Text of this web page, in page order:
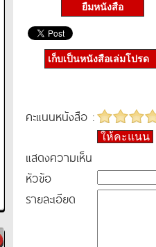
ยืมหนังสือ
เก็บเป็นหนังสือเล่มโปรด
คะแนนหนังสือ :
ให้คะแนน
แสดงความเห็น
หัวข้อ
รายละเอียด